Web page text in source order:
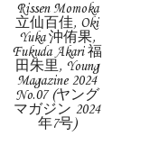
Rissen Momoka
立仙百佳, Oki
Yuka 沖侑果,
Fukuda Akari 福
田朱里, Young
Magazine 2024
No.07 (ヤング
マガジン 2024
年7号)